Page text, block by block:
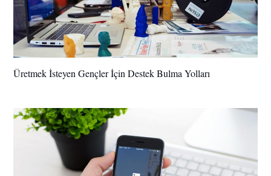
Üretmek İsteyen Gençler İçin Destek Bulma Yolları